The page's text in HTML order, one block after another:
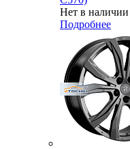
Нет в наличии
Подробнее